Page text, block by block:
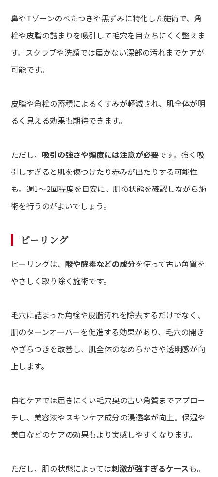
シャルメニュー
鼻やTゾーンのべたつきや黒ずみに特化した施術で、角
栓や皮脂の詰まりを吸引して毛穴を目立ちにくく整えま
す。スクラブや洗顔では届かない深部の汚れまでケアが
可能です。
皮脂や角栓の蓄積によるくすみが軽減され、肌全体が明
るく見える効果も期待できます。
ただし、 吸引の強さや頻度には注意が必要です。強く吸
引しすぎると肌を傷つけたり赤みが出たりする可能性
も。週1〜2回程度を目安に、肌の状態を確認しながら施
術を行うのがよいでしょう。
ピーリング
ピーリングは、酸や酵素などの成分を使って古い角質を
やさしく取り除く施術です。
毛穴に詰まった角栓や皮脂汚れを除去するだけでなく、
肌のターンオーバーを促進する効果があり、毛穴の開き
やざらつきを改善し、肌全体のなめらかさや透明感が向
上します。
自宅ケアでは届きにくい毛穴奥の古い角質までアプロー
チし、美容液やスキンケア成分の浸透率が向上。保湿や
美白などのケアの効果もより実感しやすくなります。
ただし、肌の状態によっては刺激が強すぎるケースも。